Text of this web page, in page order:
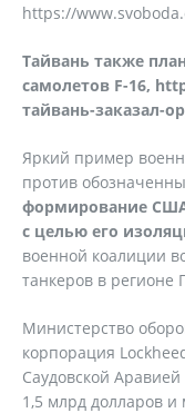
https://
Тайвань также
самолетов F-16,
тайвань-заказал-
Яркий пример
против
формирование
с целью его
военной коалиции
танкеров в регионе
Министерство
корпорация
Саудовской
1,5 млрд долларов и